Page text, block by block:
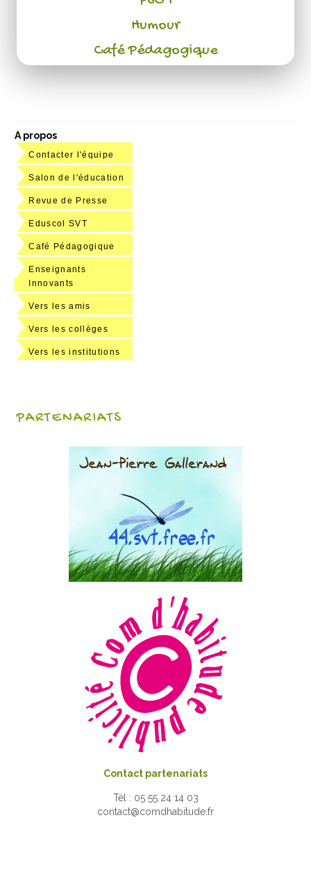
Humour
Café Pédagogique
A propos
Contacter l'équipe
Salon de l'éducation
Revue de Presse
Eduscol SVT
Café Pédagogique
Enseignants
Innovants
Vers les amis
Vers les collèges
Vers les institutions
PARTENARIATS
Contact partenariats
Tél : 05 55 24 14 03
contact@comdhabitude.fr